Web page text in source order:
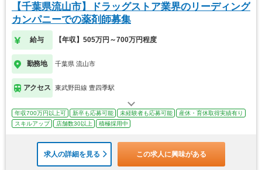
【千葉県流山市】ドラッグストア業界のリーディング
カンパニーでの薬剤師募集
給与 【年収】505万円～700万円程度
勤務地 千葉県 流山市
アクセス 東武野田線 豊四季駅
年収700万円以上可 新卒も応募可能 未経験者も応募可能
産休・育休取得実績有り
スキルアップ
店舗数30以上 積極採用中
求人の詳細を見る この求人に興味がある